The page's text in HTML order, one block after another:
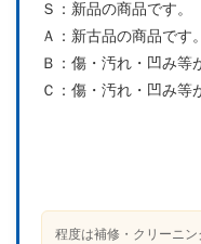
Ｓ： 新品の商品です。
Ａ： 新古品の商品です。
Ｂ： 傷・汚れ・凹み等
Ｃ： 傷・汚れ・凹み等
程度は補修・クリーニ